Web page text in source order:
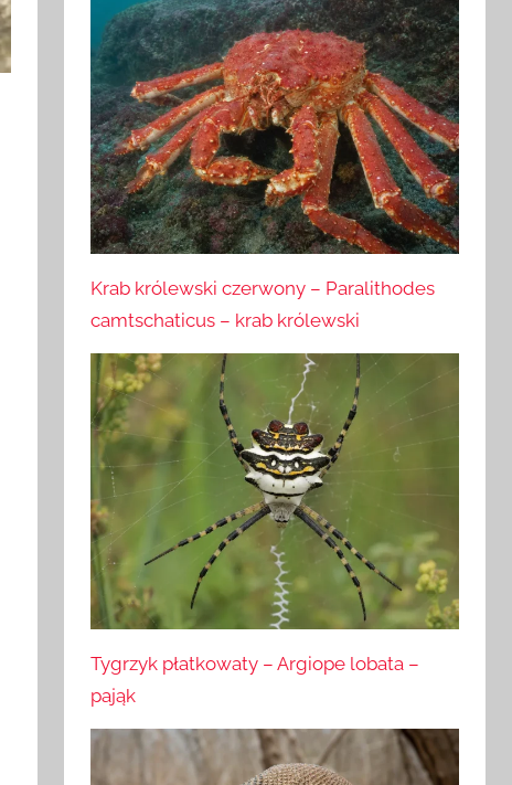
Krab królewski czerwony – Paralithodes
camtschaticus – krab królewski
Tygrzyk płatkowaty – Argiope lobata –
pająk